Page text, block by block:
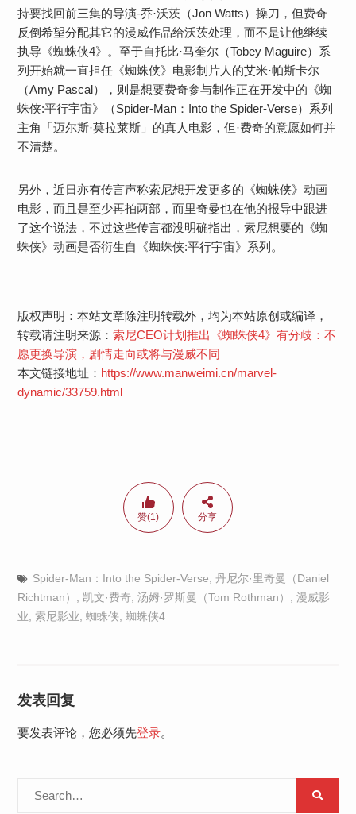
持要找回前三集的导演-乔·沃茨（Jon Watts）操刀，但费奇
反倒希望分配其它的漫威作品给沃茨处理，而不是让他继续
执导《蜘蛛侠4》。至于自托比·马奎尔（Tobey Maguire）系
列开始就一直担任《蜘蛛侠》电影制片人的艾米·帕斯卡尔
（Amy Pascal），则是想要费奇参与制作正在开发中的《蜘
蛛侠:平行宇宙》（Spider-Man：Into the Spider-Verse）系列
主角「迈尔斯·莫拉莱斯」的真人电影，但·费奇的意愿如何并
不清楚。
另外，近日亦有传言声称索尼想开发更多的《蜘蛛侠》动画
电影，而且是至少再拍两部，而里奇曼也在他的报导中跟进
了这个说法，不过这些传言都没明确指出，索尼想要的《蜘
蛛侠》动画是否衍生自《蜘蛛侠:平行宇宙》系列。
版权声明：本站文章除注明转载外，均为本站原创或编译，
转载请注明来源： 索尼CEO计划推出《蜘蛛侠4》有分歧：不
愿更换导演，剧情走向或将与漫威不同
本文链接地址： https://www.manweimi.cn/marvel-
dynamic/33759.html
赞(1) 分享
Spider-Man：Into the Spider-Verse 丹尼尔·里奇曼（Daniel
Richtman）
凯文·费奇, 汤姆·罗斯曼（Tom Rothman）
漫威影
业 索尼影业 蜘蛛侠 蜘蛛侠4
发表回复
要发表评论，您必须先登录。